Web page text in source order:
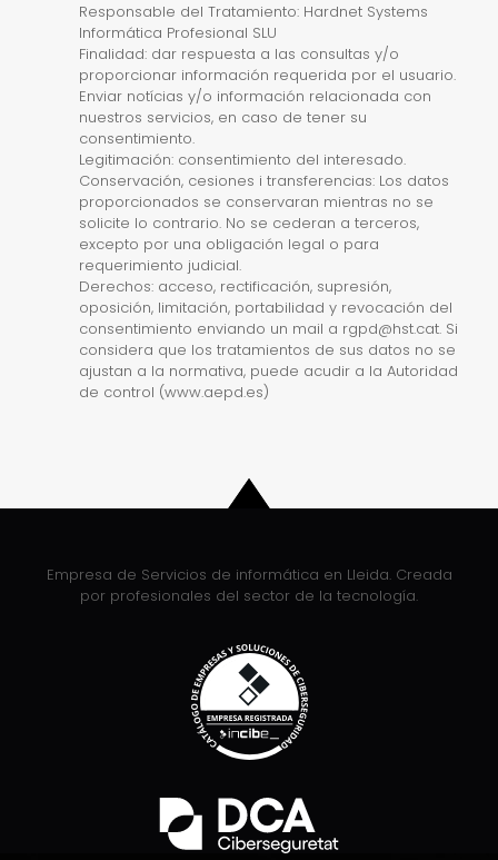
Responsable del Tratamiento: Hardnet Systems
Informática Profesional SLU
Finalidad: dar respuesta a las consultas y/o
proporcionar información requerida por el usuario.
Enviar notícias y/o información relacionada con
nuestros servicios, en caso de tener su
consentimiento.
Legitimación: consentimiento del interesado.
Conservación, cesiones i transferencias: Los datos
proporcionados se conservaran mientras no se
solicite lo contrario. No se cederan a terceros,
excepto por una obligación legal o para
requerimiento judicial.
Derechos: acceso, rectificación, supresión,
oposición, limitación, portabilidad y revocación del
consentimiento enviando un mail a rgpd@hst.cat. Si
considera que los tratamientos de sus datos no se
ajustan a la normativa, puede acudir a la Autoridad
de control (www.aepd.es)
Empresa de Servicios de informática en Lleida. Creada
por profesionales del sector de la tecnología.